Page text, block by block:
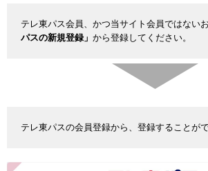
テレ東パス会員、かつ当サイト会員ではない
パスの新規登録」 から登録してください。
テレ東パスの会員登録から、登録することがで